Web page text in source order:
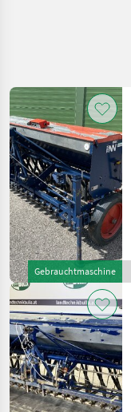
Kategorie 4
AKTUELLER
PFAD
Landtechnik
Saat
Und
Pflege
Drillmaschinen
Nordsten
KATEGORIE
WÄHLEN
Nordsten
Amazone
Zurücksetzen
Gebrauchtmaschine